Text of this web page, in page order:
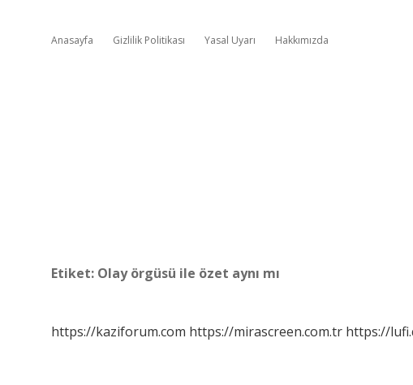
Anasayfa Gizlilik Politikası Yasal Uyarı Hakkımızda
Etiket: Olay örgüsü ile özet aynı mı
https://kaziforum.com https://mirascreen.com.tr https://